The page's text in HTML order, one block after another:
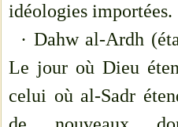
idéologies importées.
· Dahw al-Ardh
Le jour où Dieu
celui où al-Sadr